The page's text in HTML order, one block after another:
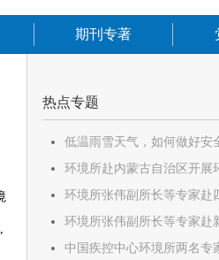
期刊专著
热点专题
低温雨雪天气，如何做好安
环境所赴内蒙古自治区开展
环境所张伟副所长等专家赴
环境所张伟副所长等专家赴
中国疾控中心环境所两名专